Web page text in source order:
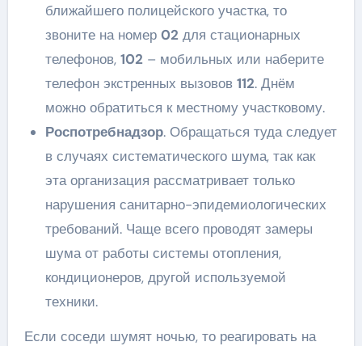
ближайшего полицейского участка, то
звоните на номер 02для стационарных
телефонов, 102– мобильных или наберите
телефон экстренных вызовов 112. Днём
можно обратиться к местному участковому.
Роспотребнадзор. Обращаться туда следует
в случаях систематического шума, так как
эта организация рассматривает только
нарушения санитарно-эпидемиологических
требований. Чаще всего проводят замеры
шума от работы системы отопления,
кондиционеров, другой используемой
техники.
Если соседи шумят ночью, то реагировать на